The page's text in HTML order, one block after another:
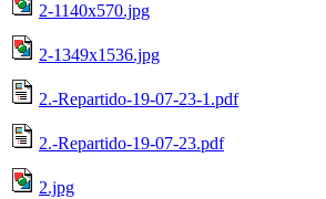
2-1140x570.jpg
2-1349x1536.jpg
2.-Repartido-19-07-23-1.pdf
2.-Repartido-19-07-23.pdf
2.jpg